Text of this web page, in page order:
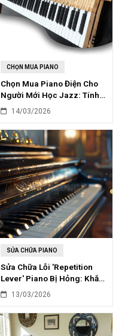
CHỌN MUA PIANO
Chọn Mua Piano Điện Cho
Người Mới Học Jazz: Tính
Năng Cần Thiết
14/03/2026
SỬA CHỮA PIANO
Sửa Chữa Lỗi 'Repetition
Lever' Piano Bị Hỏng: Khắc
Phục Nhanh Chóng
13/03/2026